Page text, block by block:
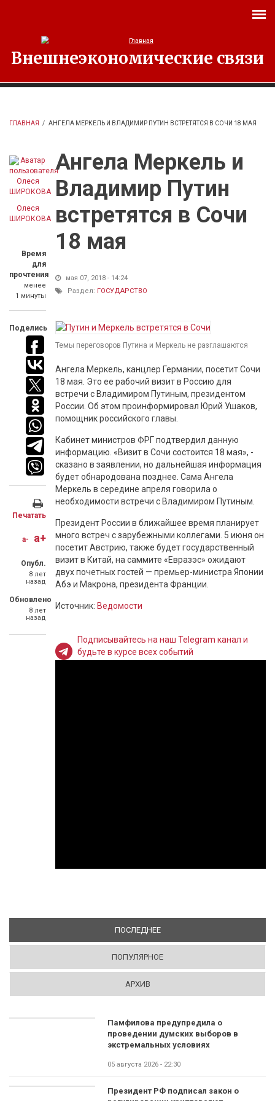
Внешнеэкономические связи
ГЛАВНАЯ / АНГЕЛА МЕРКЕЛЬ И ВЛАДИМИР ПУТИН ВСТРЕТЯТСЯ В СОЧИ 18 МАЯ
Олеся
ШИРОКОВА
Время
для
прочтения
менее
1 минуты
Поделись
Печатать
a- a+
Опубл.
8 лет
назад
Обновлено
8 лет
назад
Ангела Меркель и
Владимир Путин
встретятся в Сочи
18 мая
мая 07, 2018 - 14:24
Раздел: ГОСУДАРСТВО
Темы переговоров Путина и Меркель не разглашаются
Ангела Меркель, канцлер Германии, посетит Сочи
18 мая. Это ее рабочий визит в Россию для
встречи с Владимиром Путиным, президентом
России. Об этом проинформировал Юрий Ушаков,
помощник российского главы.
Кабинет министров ФРГ подтвердил данную
информацию. «Визит в Сочи состоится 18 мая», -
сказано в заявлении, но дальнейшая информация
будет обнародована позднее. Сама Ангела
Меркель в середине апреля говорила о
необходимости встречи с Владимиром Путиным.
Президент России в ближайшее время планирует
много встреч с зарубежными коллегами. 5 июня он
посетит Австрию, также будет государственный
визит в Китай, на саммите «Евразэс» ожидают
двух почетных гостей — премьер-министра Японии
Абэ и Макрона, президента Франции.
Источник: Ведомости
Подписывайтесь на наш Telegram канал и
будьте в курсе всех событий
ПОСЛЕДНЕЕ(АКТИВНАЯ ВКЛАДКА)
ПОПУЛЯРНОЕ
АРХИВ
Памфилова предупредила о
проведении думских выборов в
экстремальных условиях
05 августа 2026 - 22:30
Президент РФ подписал закон о